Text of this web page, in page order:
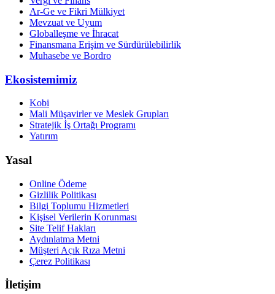
Ar-Ge ve Fikri Mülkiyet
Mevzuat ve Uyum
Globalleşme ve İhracat
Finansmana Erişim ve Sürdürülebilirlik
Muhasebe ve Bordro
Ekosistemimiz
Kobi
Mali Müşavirler ve Meslek Grupları
Stratejik İş Ortağı Programı
Yatırım
Yasal
Online Ödeme
Gizlilik Politikası
Bilgi Toplumu Hizmetleri
Kişisel Verilerin Korunması
Site Telif Hakları
Aydınlatma Metni
Müşteri Açık Rıza Metni
Çerez Politikası
İletişim